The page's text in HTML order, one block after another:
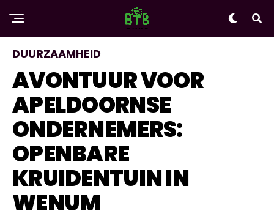
DUURZAAMHEID
AVONTUUR VOOR
APELDOORNSE
ONDERNEMERS:
OPENBARE
KRUIDENTUIN IN
WENUM